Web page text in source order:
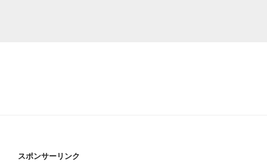
スポンサーリンク